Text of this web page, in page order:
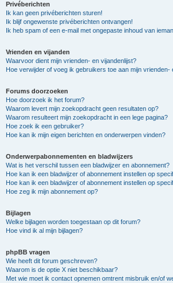
Privéberichten
Ik kan geen privéberichten sturen!
Ik blijf ongewenste privéberichten ontvangen!
Ik heb spam of een e-mail met ongepaste inhoud van
Vrienden en vijanden
Waarvoor dient mijn vrienden- en vijandenlijst?
Hoe verwijder of voeg ik gebruikers toe aan mijn vrienden-
Forums doorzoeken
Hoe doorzoek ik het forum?
Waarom levert mijn zoekopdracht geen resultaten op?
Waarom resulteert mijn zoekopdracht in een lege pagina?
Hoe zoek ik een gebruiker?
Hoe kan ik mijn eigen berichten en onderwerpen vinden?
Onderwerpabonnementen en bladwijzers
Wat is het verschil tussen een bladwijzer en abonnement?
Hoe kan ik een bladwijzer of abonnement instellen op
Hoe kan ik een bladwijzer of abonnement instellen op
Hoe zeg ik mijn abonnement op?
Bijlagen
Welke bijlagen worden toegestaan op dit forum?
Hoe vind ik al mijn bijlagen?
phpBB vragen
Wie heeft dit forum geschreven?
Waarom is de optie X niet beschikbaar?
Met wie moet ik contact opnemen omtrent misbruik en/of